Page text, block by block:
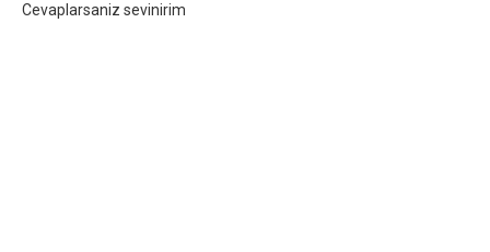
Cevaplarsaniz sevinirim